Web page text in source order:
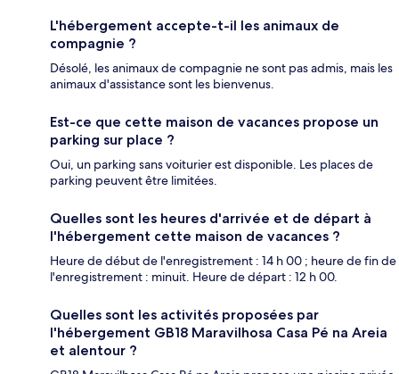
L'hébergement accepte-t-il les animaux de
compagnie ?
Désolé, les animaux de compagnie ne sont pas admis, mais les
animaux d'assistance sont les bienvenus.
Est-ce que cette maison de vacances propose un
parking sur place ?
Oui, un parking sans voiturier est disponible. Les places de
parking peuvent être limitées.
Quelles sont les heures d'arrivée et de départ à
l'hébergement cette maison de vacances ?
Heure de début de l'enregistrement : 14 h 00 ; heure de fin de
l'enregistrement : minuit. Heure de départ : 12 h 00.
Quelles sont les activités proposées par
l'hébergement GB18 Maravilhosa Casa Pé na Areia
et alentour ?